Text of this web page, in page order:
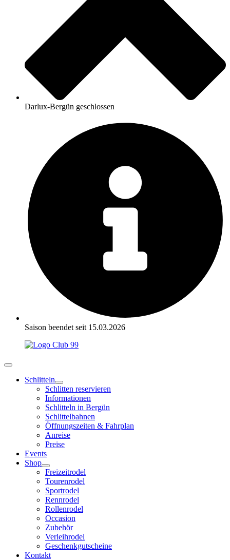
Darlux-Bergün geschlossen
Saison beendet seit 15.03.2026
Schlitteln
Schlitten reservieren
Informationen
Schlitteln in Bergün
Schlittelbahnen
Öffnungszeiten & Fahrplan
Anreise
Preise
Events
Shop
Freizeitrodel
Tourenrodel
Sportrodel
Rennrodel
Rollenrodel
Occasion
Zubehör
Verleihrodel
Geschenkgutscheine
Kontakt